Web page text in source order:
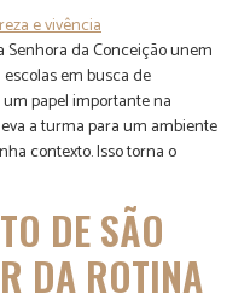
Senhora da Conceição unem
em busca de
papel importante na
a turma para um ambiente
contexto. Isso torna o
DE SÃO
DA ROTINA